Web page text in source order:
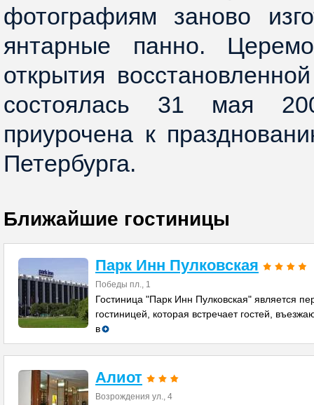
фотографиям заново
янтарные панно.
открытия
состоялась 31 мая
приурочена к
Петербурга.
Ближайшие гостиницы
Парк Инн Пулковская
Победы пл., 1
Гостиница "Парк Инн Пулковская" является
гостиницей, которая встречает гостей,
в
Алиот
Возрождения ул., 4